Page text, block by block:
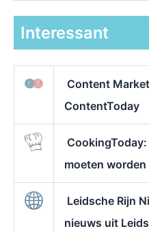
Interessant
Content
ContentToday
moeten worden
Leidsche Rijn
nieuws uit